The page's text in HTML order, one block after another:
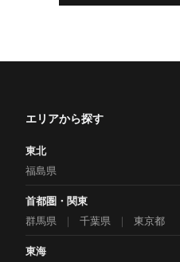
エリアから探す
東北
福島県
首都圏・関東
群馬県
｜ 千葉県 ｜
東京都
東海